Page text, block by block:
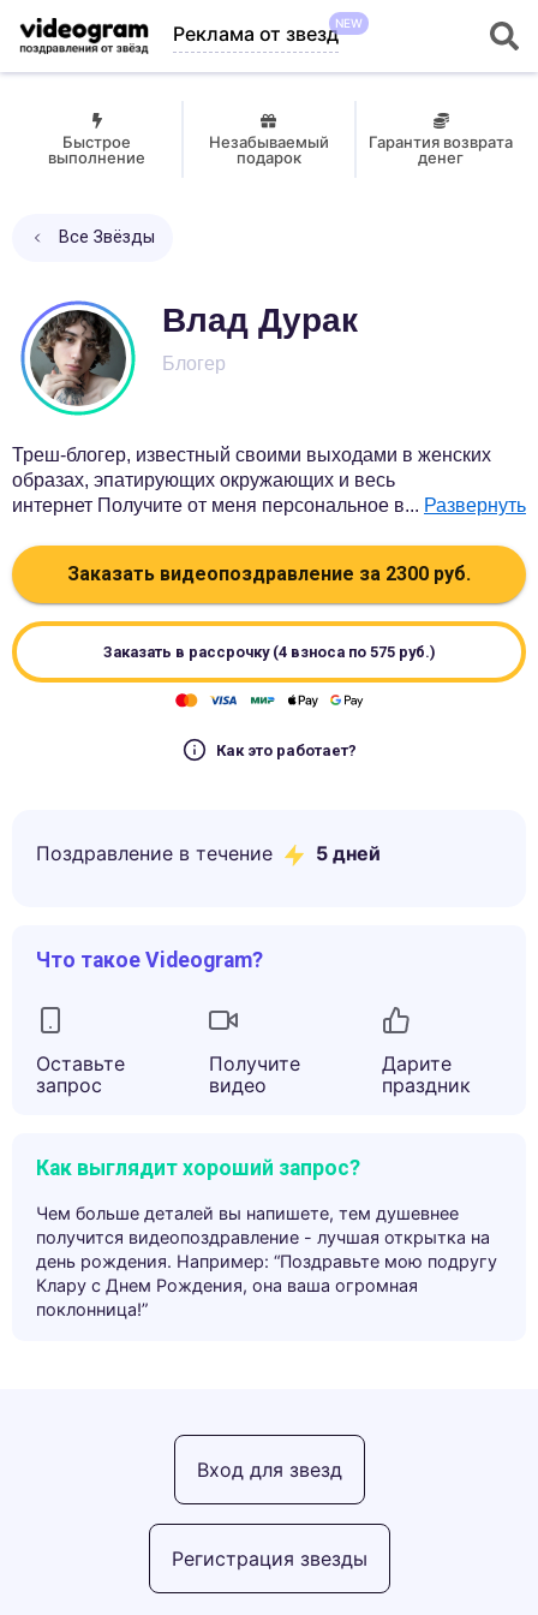
Реклама от звездNEW
Быстрое
выполнение
Незабываемый
подарок
Гарантия возврата
денег
Все Звёзды
Влад Дурак
Блогер
Треш-блогер, известный своими выходами в женских
образах, эпатирующих окружающих и весь
интернет Получите от меня персональное в... Развернуть
Заказать видеопоздравление за 2300 руб.
Заказать в рассрочку (4 взноса по 575руб.)
Как это работает?
Поздравление в течение 5 дней
Что такое Videogram?
Оставьте
запрос
Получите
видео
Дарите
праздник
Как выглядит хороший запрос?
Чем больше деталей вы напишете, тем душевнее
получится видеопоздравление - лучшая открытка на
день рождения. Например: “Поздравьте мою подругу
Клару с Днем Рождения, она ваша огромная
поклонница!”
Регистрация звезды
Вход для звезд